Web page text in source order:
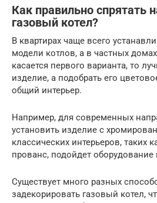
Как правильно спрятать
газовый котел?
В квартирах чаще всего
модели котлов, а в частных
касается первого варианта, то
изделие, а подобрать его
общий интерьер.
Например, для современных
установить изделие с
классических интерьеров, таких
прованс, подойдет оборудование
Существует много разных
задекорировать газовый котел,